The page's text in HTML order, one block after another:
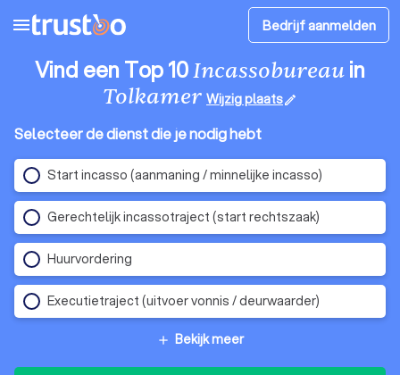
menu Bedrijf aanmelden
Vind een Top 10Incassobureauin
Tolkamer Wijzig plaatsedit
Selecteer de dienst die je nodig hebt
Start incasso (aanmaning / minnelijke incasso)
Gerechtelijk incassotraject (start rechtszaak)
Huurvordering
Executietraject (uitvoer vonnis / deurwaarder)
add Bekijk meer